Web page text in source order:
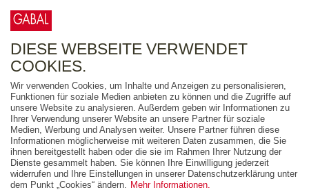
FREITEXT
AUSGABEART
AUS DER REIHE
ZUM THEMA
DIESE WEBSEITE VERWENDET
COOKIES.
Wir verwenden Cookies, um Inhalte und Anzeigen zu personalisieren,
Funktionen für soziale Medien anbieten zu können und die Zugriffe auf
unsere Website zu analysieren. Außerdem geben wir Informationen zu
Ihrer Verwendung unserer Website an unsere Partner für soziale
Medien, Werbung und Analysen weiter. Unsere Partner führen diese
Informationen möglicherweise mit weiteren Daten zusammen, die Sie
ihnen bereitgestellt haben oder die sie im Rahmen Ihrer Nutzung der
Dienste gesammelt haben. Sie können Ihre Einwilligung jederzeit
widerrufen und Ihre Einstellungen in unserer Datenschutzerklärung unter
dem Punkt „Cookies“ ändern. Mehr Informationen.